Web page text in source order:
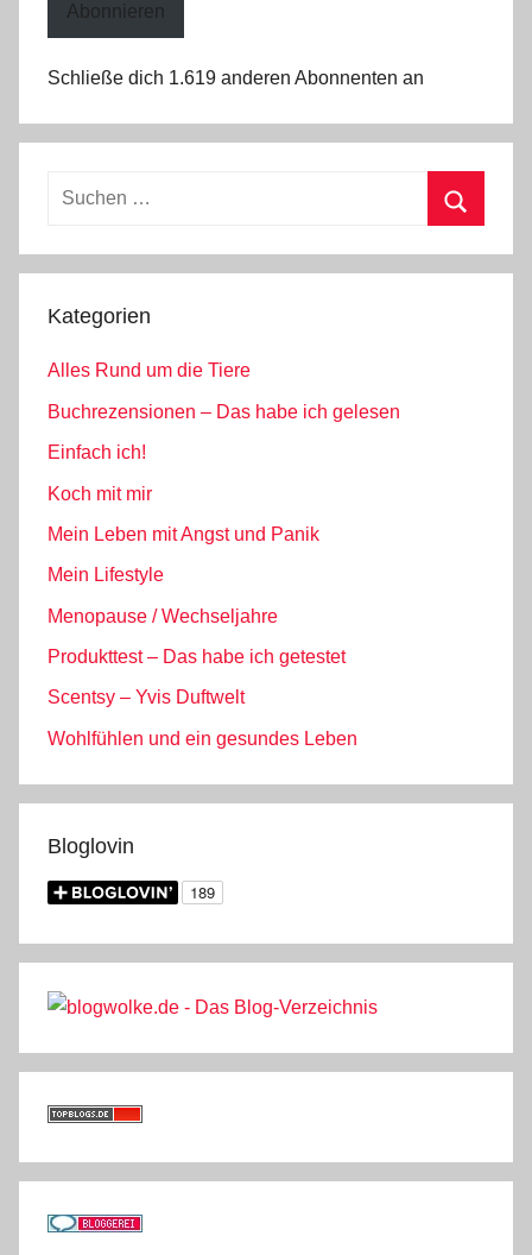
Abonnieren
Schließe dich 1.619 anderen Abonnenten an
Suchen
Kategorien
Alles Rund um die Tiere
Buchrezensionen – Das habe ich gelesen
Einfach ich!
Koch mit mir
Mein Leben mit Angst und Panik
Mein Lifestyle
Menopause / Wechseljahre
Produkttest – Das habe ich getestet
Scentsy – Yvis Duftwelt
Wohlfühlen und ein gesundes Leben
Bloglovin